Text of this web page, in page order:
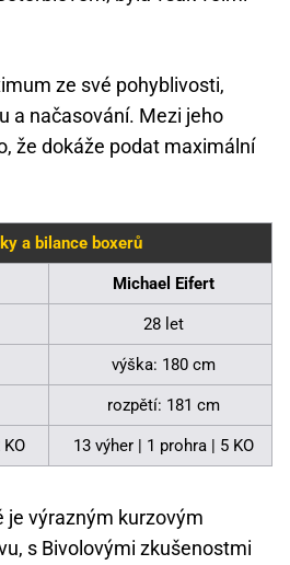
ze své pohyblivosti,
a načasování. Mezi jeho
že dokáže podat maximální
a bilance boxerů
Michael Eifert
28 let
výška: 180 cm
rozpětí: 181 cm
13 výher | 1 prohra | 5 KO
je výrazným kurzovým
s Bivolovými zkušenostmi